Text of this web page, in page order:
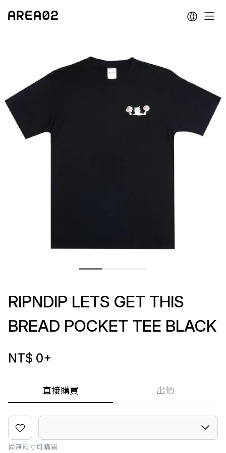
直接購買 出價
RIPNDIP LETS GET THIS
BREAD POCKET TEE BLACK
NT$ 0+
尚無尺寸可購買